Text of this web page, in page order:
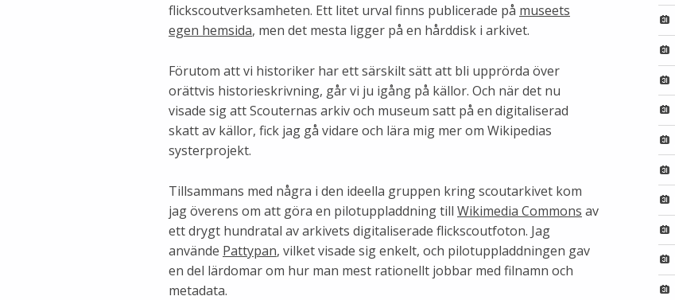
flickscoutverksamheten. Ett litet urval finns publicerade på museets
egen hemsida, men det mesta ligger på en hårddisk i arkivet.
Förutom att vi historiker har ett särskilt sätt att bli upprörda över
orättvis historieskrivning, går vi ju igång på källor. Och när det nu
visade sig att Scouternas arkiv och museum satt på en digitaliserad
skatt av källor, fick jag gå vidare och lära mig mer om Wikipedias
systerprojekt.
Tillsammans med några i den ideella gruppen kring scoutarkivet kom
jag överens om att göra en pilotuppladdning till Wikimedia Commons av
ett drygt hundratal av arkivets digitaliserade flickscoutfoton. Jag
använde Pattypan, vilket visade sig enkelt, och pilotuppladdningen gav
en del lärdomar om hur man mest rationellt jobbar med filnamn och
metadata.